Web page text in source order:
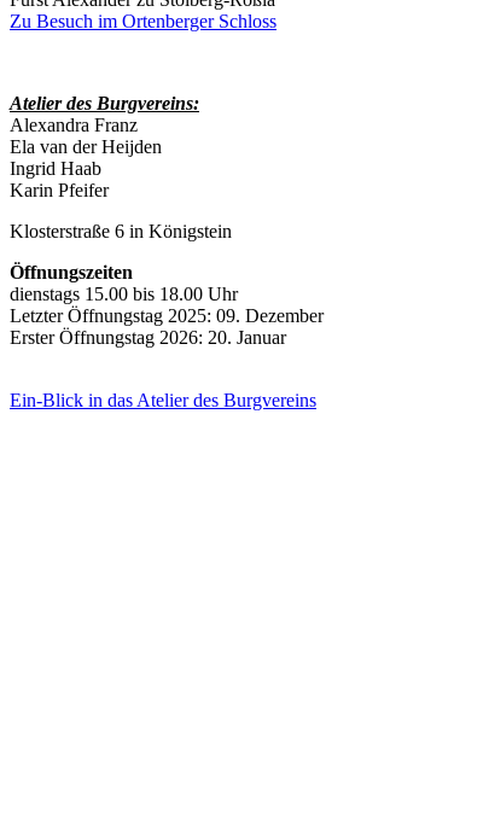
Zu Besuch im Ortenberger Schloss
Atelier des Burgvereins:
Alexandra Franz
Ela van der Heijden
Ingrid Haab
Karin Pfeifer
Klosterstraße 6 in Königstein
Öffnungszeiten
dienstags 15.00 bis 18.00 Uhr
Letzter Öffnungstag 2025: 09. Dezember
Erster Öffnungstag 2026: 20. Januar
Ein-Blick in das Atelier des Burgvereins